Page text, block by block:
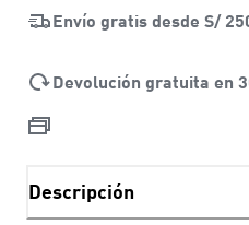
Envío gratis desde S/
Devolución gratuita en
Descripción